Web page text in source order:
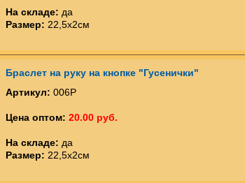
На складе: да
Размер: 22,5х2см
Браслет на руку на кнопке "Гусенички"
Артикул: 006Р
Цена оптом: 20.00 руб.
На складе: да
Размер: 22,5х2см